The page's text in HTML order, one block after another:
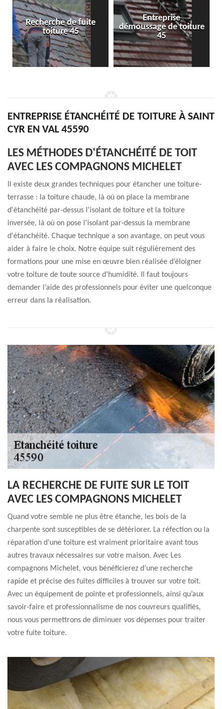
fuite
Entreprise
démoussage de toiture
45
Isolation toiture
ENTREPRISE ÉTANCHÉITÉ DE TOITURE À SAINT
CYR EN VAL 45590
LES MÉTHODES D'ÉTANCHÉITÉ DE TOIT
AVEC LES COMPAGNONS MICHELET
Il existe deux grandes techniques pour étancher une toiture-
terrasse : la toiture chaude, là où on place la membrane
d'étanchéité par-dessus l'isolant de toiture et la toiture
inversée, là où on pose l'isolant par-dessus la membrane
d'étanchéité. Chaque technique a son avantage, on peut vous
aider à faire le choix. Notre équipe suit régulièrement des
formations pour une mise en œuvre bien réalisée d’éloigner
votre toiture de toute source d’humidité. Il faut toujours
demander l’aide des professionnels pour éviter une quelconque
erreur dans la réalisation.
LA RECHERCHE DE FUITE SUR LE TOIT
AVEC LES COMPAGNONS MICHELET
Quand votre semble ne plus être étanche, les bois de la
charpente sont susceptibles de se détériorer. La réfection ou la
réparation d’une toiture est vraiment prioritaire avant tous
autres travaux nécessaires sur votre maison. Avec Les
compagnons Michelet, vous bénéficierez d’une recherche
rapide et précise des fuites difficiles à trouver sur votre toit.
Avec un équipement de pointe et professionnels, ainsi qu’aux
savoir-faire et professionnalisme de nos couvreurs qualifiés,
nous vous permettrons de diminuer vos dépenses pour traiter
votre fuite toiture.